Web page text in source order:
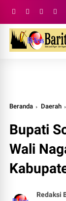
Beranda Daerah
Bupati
Wali
Redaksi